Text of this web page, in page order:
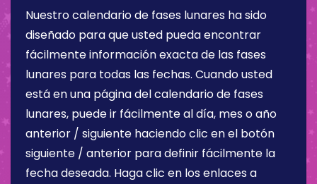
Nuestro calendario de fases lunares ha sido
diseñado para que usted pueda encontrar
fácilmente información exacta de las fases
lunares para todas las fechas. Cuando usted
está en una página del calendario de fases
lunares, puede ir fácilmente al día, mes o año
anterior / siguiente haciendo clic en el botón
siguiente / anterior para definir fácilmente la
fecha deseada. Haga clic en los enlaces a